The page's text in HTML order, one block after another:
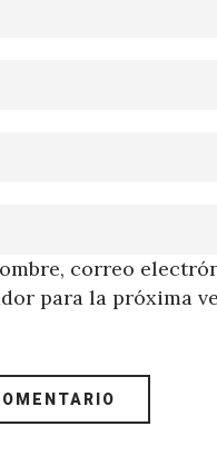
correo
para la próxima